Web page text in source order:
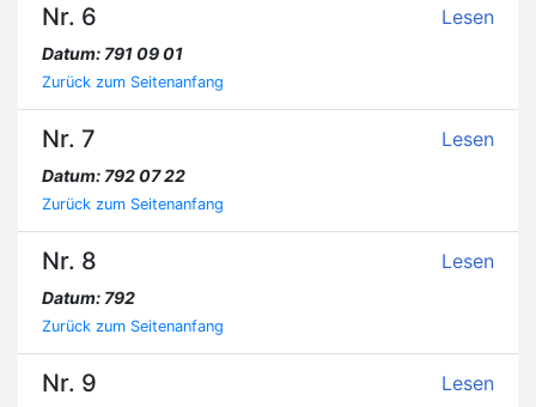
Nr. 6 Lesen
Datum: 791 09 01
Zurück zum Seitenanfang
Nr. 7 Lesen
Datum: 792 07 22
Zurück zum Seitenanfang
Nr. 8 Lesen
Datum: 792
Zurück zum Seitenanfang
Nr. 9 Lesen